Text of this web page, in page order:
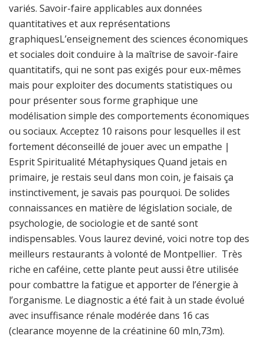
variés. Savoir-faire applicables aux données
quantitatives et aux représentations
graphiquesL’enseignement des sciences économiques
et sociales doit conduire à la maîtrise de savoir-faire
quantitatifs, qui ne sont pas exigés pour eux-mêmes
mais pour exploiter des documents statistiques ou
pour présenter sous forme graphique une
modélisation simple des comportements économiques
ou sociaux. Acceptez 10 raisons pour lesquelles il est
fortement déconseillé de jouer avec un empathe |
Esprit Spiritualité Métaphysiques Quand jetais en
primaire, je restais seul dans mon coin, je faisais ça
instinctivement, je savais pas pourquoi. De solides
connaissances en matière de législation sociale, de
psychologie, de sociologie et de santé sont
indispensables. Vous laurez deviné, voici notre top des
meilleurs restaurants à volonté de Montpellier. Très
riche en caféine, cette plante peut aussi être utilisée
pour combattre la fatigue et apporter de l’énergie à
l’organisme. Le diagnostic a été fait à un stade évolué
avec insuffisance rénale modérée dans 16 cas
(clearance moyenne de la créatinine 60 mln,73m).